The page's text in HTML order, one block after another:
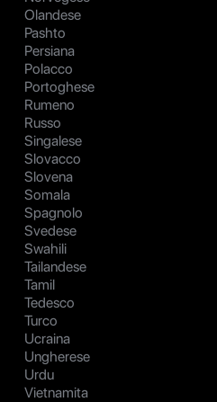
Olandese
Pashto
Persiana
Polacco
Portoghese
Rumeno
Russo
Singalese
Slovacco
Slovena
Somala
Spagnolo
Svedese
Swahili
Tailandese
Tamil
Tedesco
Turco
Ucraina
Ungherese
Urdu
Vietnamita